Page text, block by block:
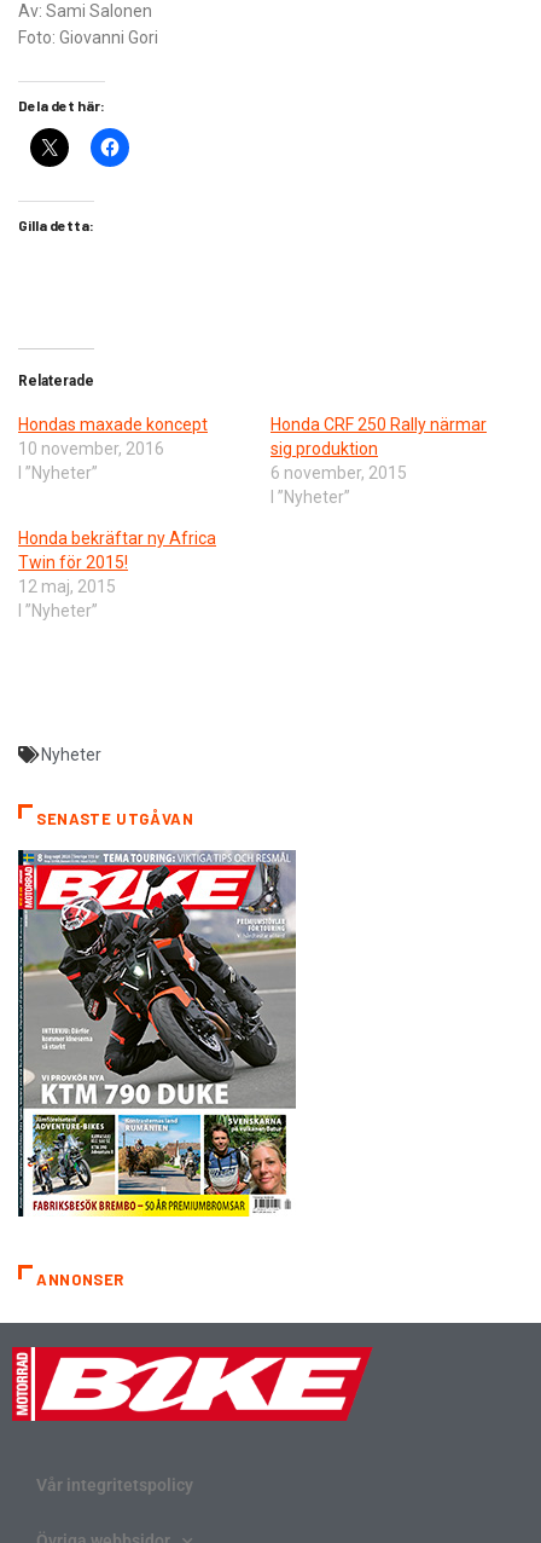
Av: Sami Salonen
Foto: Giovanni Gori
Dela det här:
Gilla detta:
Relaterade
Hondas maxade koncept
10 november, 2016
I ”Nyheter”
​Honda CRF 250 Rally närmar
sig produktion
6 november, 2015
I ”Nyheter”
Honda bekräftar ny Africa
Twin för 2015!
12 maj, 2015
I ”Nyheter”
Nyheter
SENASTE UTGÅVAN
ANNONSER
Vår integritetspolicy